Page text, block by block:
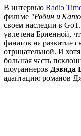
В интервью Radio
фильме "Робин и
своем наследии в
увлечена Бриенной,
фанатов на развитие
отрицательной. И
большая часть
шоураннеров Дэвида
адаптацию романов